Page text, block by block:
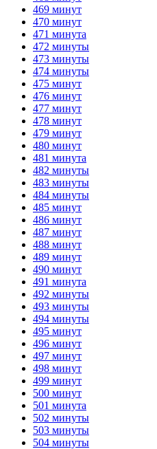
469 минут
470 минут
471 минута
472 минуты
473 минуты
474 минуты
475 минут
476 минут
477 минут
478 минут
479 минут
480 минут
481 минута
482 минуты
483 минуты
484 минуты
485 минут
486 минут
487 минут
488 минут
489 минут
490 минут
491 минута
492 минуты
493 минуты
494 минуты
495 минут
496 минут
497 минут
498 минут
499 минут
500 минут
501 минута
502 минуты
503 минуты
504 минуты